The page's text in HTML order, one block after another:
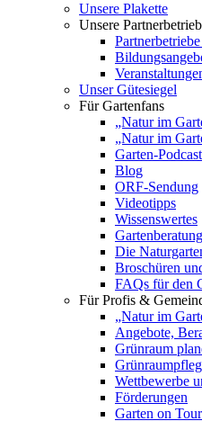
Unsere Plakette
Unsere
Unser Gütesiegel
Für Gartenfans
„Natur im
„Natur im
Garten-Podcast
Blog
ORF-Sendung
Videotipps
Wissenswertes
Gartenberatung
Die
Broschüren
FAQs für den
Für Profis &
„Natur im
Angebote,
Grünraum
Wettbewerbe
Förderungen
Garten on Tour